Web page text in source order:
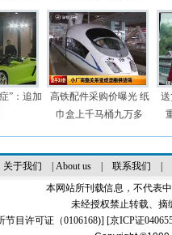
”：追加
高铁配件采购价曝光 纸
巾盒上千马桶九万多
关于我们 About us| 联系我们
本网站所刊载信息，不代表
未经授权禁止转载、摘
节目许可证（0106168)] [京ICP证